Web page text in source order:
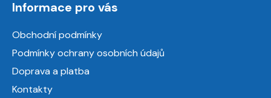
Informace pro vás
Obchodní podmínky
Podmínky ochrany osobních údajů
Doprava a platba
Kontakty